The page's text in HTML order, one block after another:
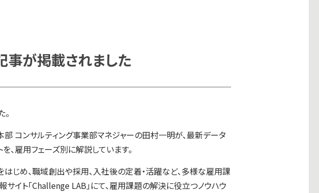
が掲載されました
コンサルティング事業部マネジャーの田村一明が、最新データ
雇用フェーズ別に解説しています。
じめ、職域創出や採用、入社後の定着・活躍など、多様な雇用課
イト「Challenge LAB」にて、雇用課題の解決に役立つノウハウ